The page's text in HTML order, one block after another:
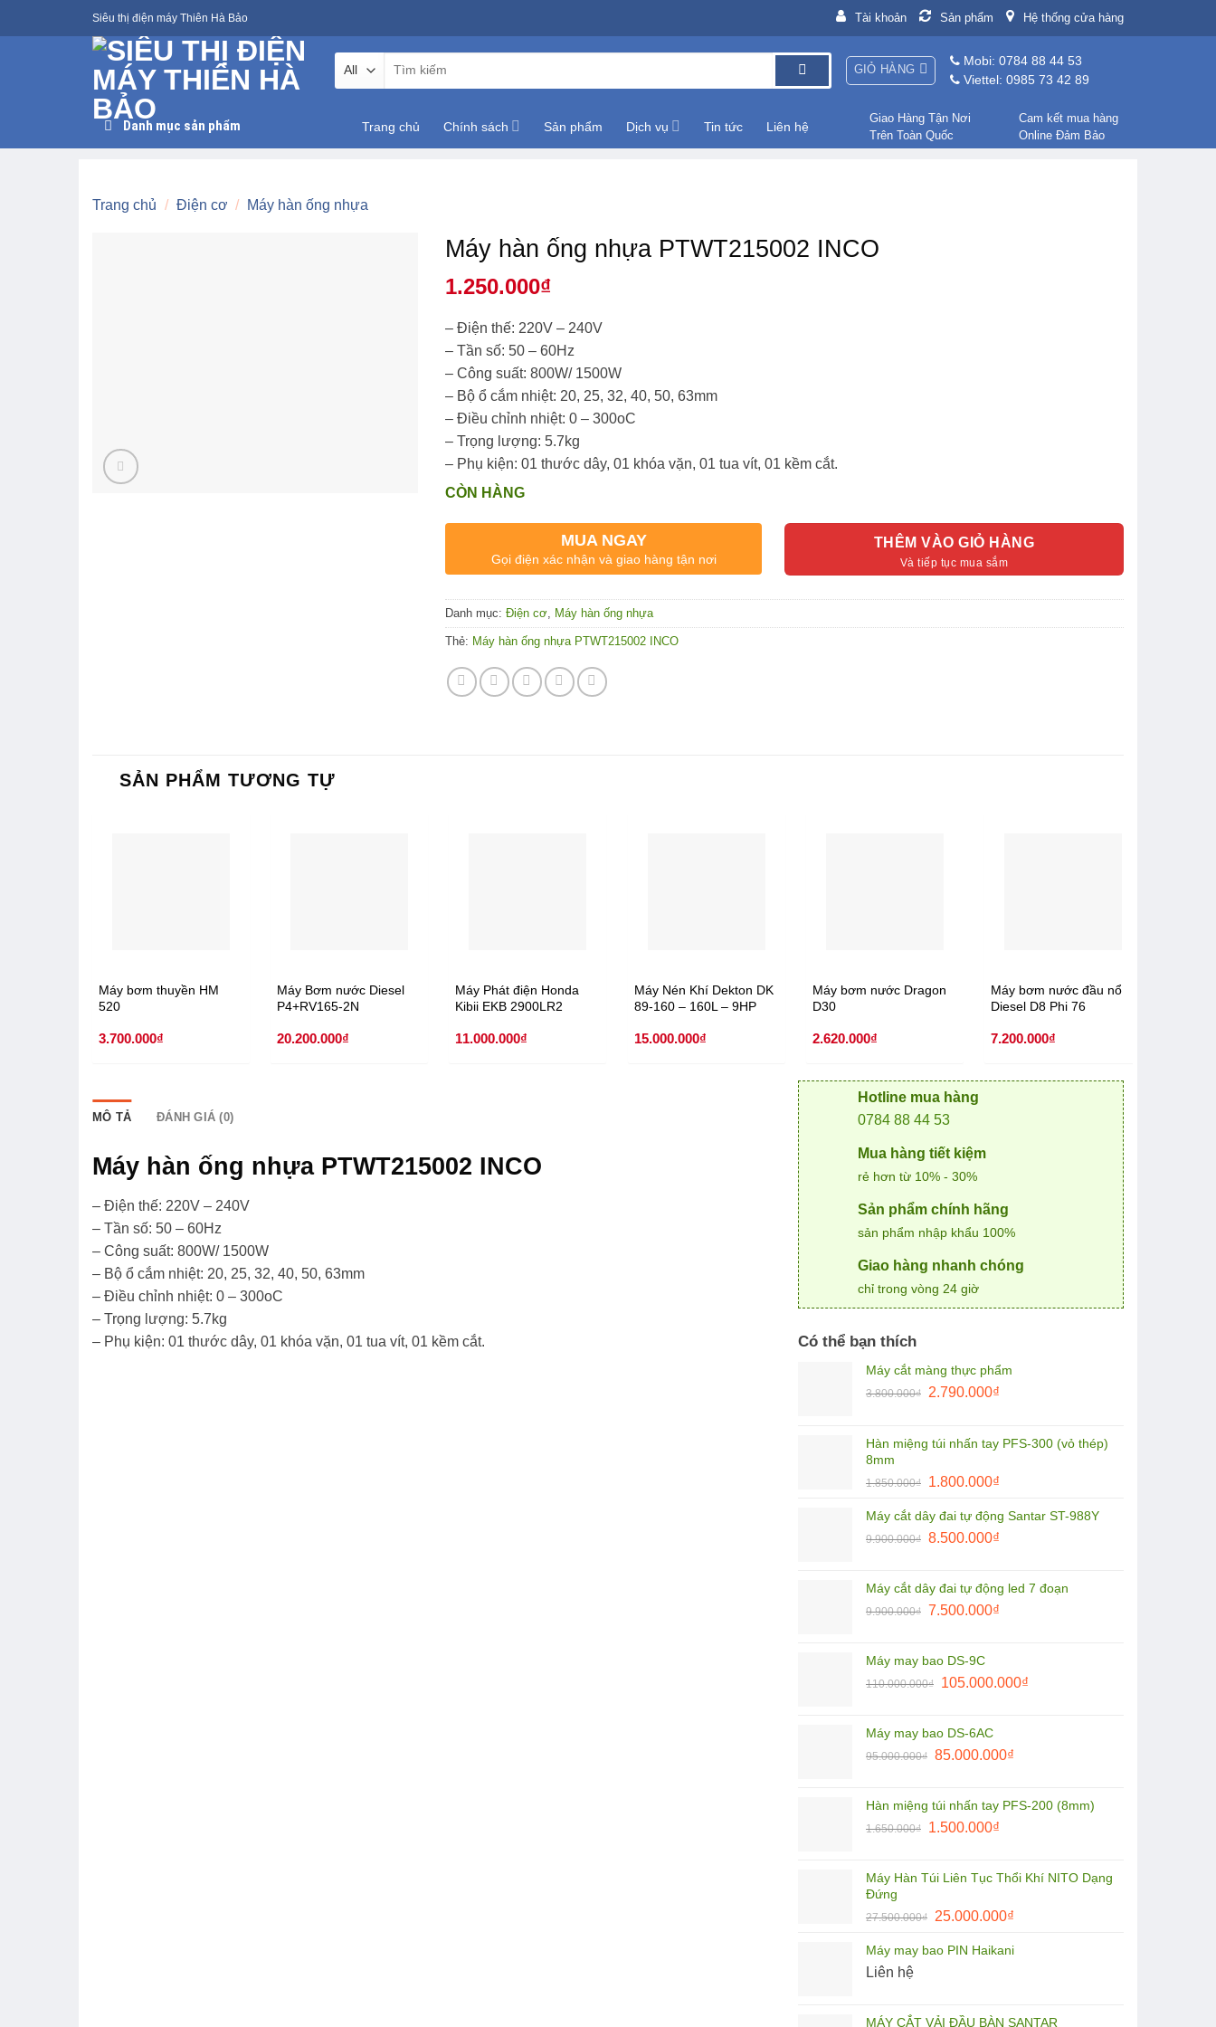
to
Siêu thị điện máy Thiên Hà Bảo Tài khoản Sản phẩm Hệ thống cửa hàng
kiếm:
GIỎ HÀNG
Mobi: 0784 88 44 53
Viettel: 0985 73 42 89
Danh mục sản phẩm Trang chủ Chính sách Sản phẩm Dịch vụ Tin tức Liên hệ
Giao Hàng Tận Nơi
Trên Toàn Quốc
Cam kết mua hàng
Online Đảm Bảo
Trang chủ / Điện cơ / Máy hàn ống nhựa
Máy hàn ống nhựa PTWT215002 INCO
1.250.000₫
– Điện thế: 220V – 240V
– Tần số: 50 – 60Hz
– Công suất: 800W/ 1500W
– Bộ ổ cắm nhiệt: 20, 25, 32, 40, 50, 63mm
– Điều chỉnh nhiệt: 0 – 300oC
– Trọng lượng: 5.7kg
– Phụ kiện: 01 thước dây, 01 khóa vặn, 01 tua vít, 01 kềm cắt.
CÒN HÀNG
THÊM VÀO GIỎ HÀNG
MUA NGAY
Gọi điện xác nhận và giao hàng tận nơi
Danh mục: Điện cơ Máy hàn ống nhựa
Thẻ: Máy hàn ống nhựa PTWT215002 INCO
SẢN PHẨM TƯƠNG TỰ
Máy bơm thuyền HM
520
3.700.000₫
Máy Bơm nước Diesel
P4+RV165-2N
20.200.000₫
Máy Phát điện Honda
Kibii EKB 2900LR2
11.000.000₫
Máy Nén Khí Dekton DK
89-160 – 160L – 9HP
15.000.000₫
Máy bơm nước Dragon
D30
2.620.000₫
Máy bơm nước đầu nổ
Diesel D8 Phi 76
7.200.000₫
MÔ TẢ ĐÁNH GIÁ (0)
Máy hàn ống nhựa PTWT215002 INCO
– Điện thế: 220V – 240V
– Tần số: 50 – 60Hz
– Công suất: 800W/ 1500W
– Bộ ổ cắm nhiệt: 20, 25, 32, 40, 50, 63mm
– Điều chỉnh nhiệt: 0 – 300oC
– Trọng lượng: 5.7kg
– Phụ kiện: 01 thước dây, 01 khóa vặn, 01 tua vít, 01 kềm cắt.
Hotline mua hàng
0784 88 44 53
Mua hàng tiết kiệm
rẻ hơn từ 10% - 30%
Sản phẩm chính hãng
sản phẩm nhập khẩu 100%
Giao hàng nhanh chóng
chỉ trong vòng 24 giờ
Có thể bạn thích
Máy cắt màng thực phẩm
3.800.000₫
Giá
3.800.000₫.
2.790.000₫Giá
là:
Hàn miệng túi nhấn tay PFS-300 (vỏ thép)
8mm
1.850.000₫
Giá
là:
1.850.000₫.
1.800.000₫Giá
tại
là:
Máy cắt dây đai tự động Santar ST-988Y
9.900.000₫ Giá
9.900.000₫.
8.500.000₫Giá
là:
8.500.000₫.
Máy cắt dây đai tự động led 7 đoạn
9.900.000₫ Giá
9.900.000₫.
7.500.000₫Giá
7.500.000₫.
Máy may bao DS-9C
110.000.000₫
Giá
110.000.000₫.
105.000.000₫Giá
Máy may bao DS-6AC
95.000.000₫ Giá
95.000.000₫.
85.000.000₫Giá
là:
Hàn miệng túi nhấn tay PFS-200 (8mm)
1.650.000₫
Giá
1.650.000₫.
1.500.000₫Giá
là:
Máy Hàn Túi Liên Tục Thổi Khí NITO Dạng
Đứng
27.500.000₫
Giá
là:
25.000.000₫Giá
tại
Máy may bao PIN Haikani
Liên hệ
MÁY CẮT VẢI ĐẦU BÀN SANTAR